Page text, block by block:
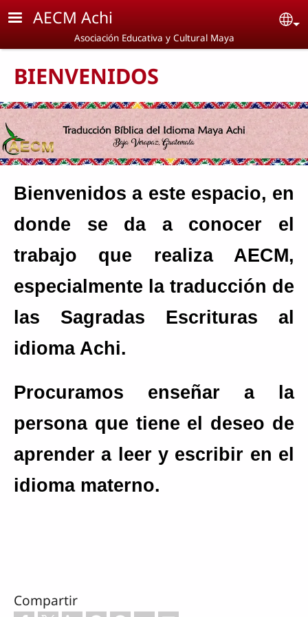
Pasar al contenido principal
AECM Achi
Asociación Educativa y Cultural Maya
BIENVENIDOS
Bienvenidos a este espacio, en
donde se da a conocer el
trabajo que realiza AECM,
especialmente la traducción de
las Sagradas Escrituras al
idioma Achi.
Procuramos enseñar a la
persona que tiene el deseo de
aprender a leer y escribir en el
idioma materno.
Compartir